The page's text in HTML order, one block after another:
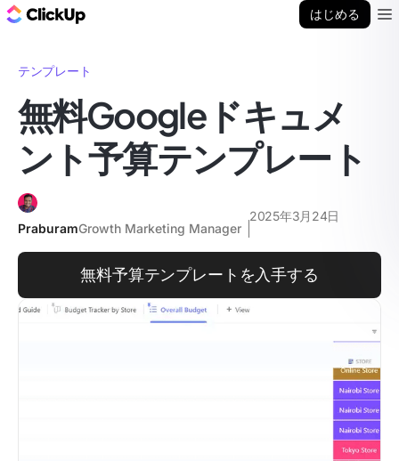
はじめる
テンプレート
無料Googleドキュメ
ント予算テンプレート
PraburamGrowth Marketing Manager
2025年3月24日
無料予算テンプレートを入手する